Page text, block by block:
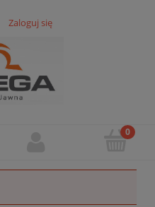
Zaloguj się